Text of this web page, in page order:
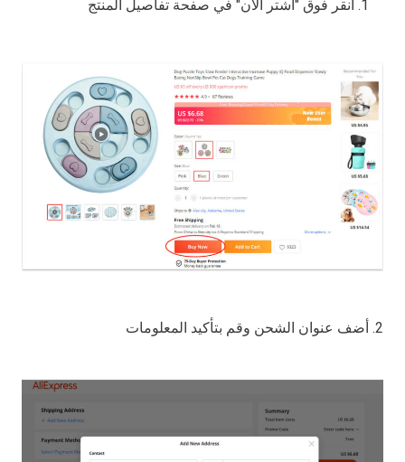
انقر فوق "اشتر الآن" في صفحة تفاصيل المنتج
2. أضف عنوان الشحن وقم بتأكيد المعلومات